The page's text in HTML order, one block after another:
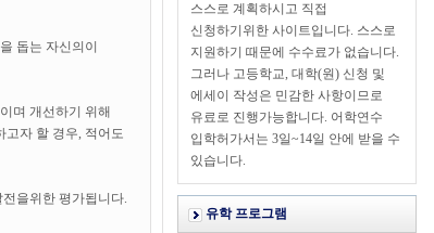
돕는 자신의이
며 개선하기 위해
고자 할 경우, 적어도
을위한 평가됩니다.
스스로 계획하시고 직접
신청하기위한 사이트입니다. 스스로
지원하기 때문에 수수료가 없습니다.
그러나 고등학교, 대학(원) 신청 및
에세이 작성은 민감한 사항이므로
유료로 진행가능합니다. 어학연수
입학허가서는 3일~14일 안에 받을 수
있습니다.
유학 프로그램